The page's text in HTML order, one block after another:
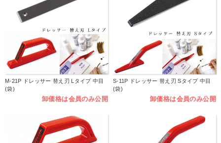
M-21P ドレッサー 替え刃 Lタイプ 中目
(袋)
卸価格は会員のみ公開
S-11P ドレッサー 替え刃 Sタイプ 中目
(袋)
卸価格は会員のみ公開